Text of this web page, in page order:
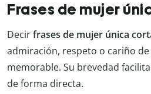
Frases de mujer
Decirfrases de mujer única
admiración, respeto o cariño
memorable. Su brevedad
de forma directa.